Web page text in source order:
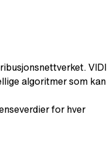
VIDI
algoritmer som kan
for hver